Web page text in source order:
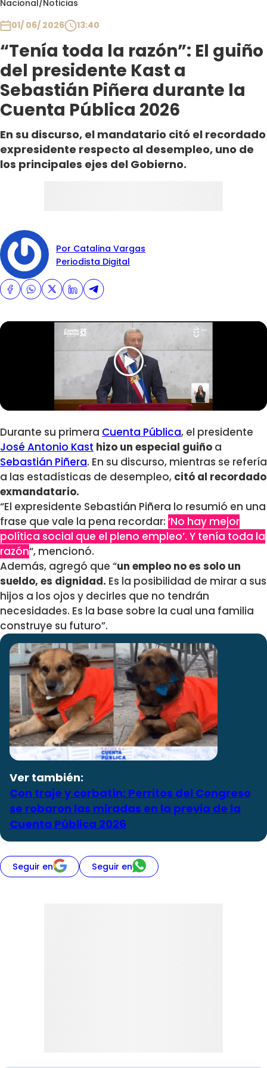
Nacional/Noticias
01/ 06/ 2026
13:40
“Tenía toda la razón”: El guiño
del presidente Kast a
Sebastián Piñera durante la
Cuenta Pública 2026
En su discurso, el mandatario citó el recordado
expresidente respecto al desempleo, uno de
los principales ejes del Gobierno.
Por Catalina Vargas
Periodista Digital
Durante su primera Cuenta Pública, el presidente
José Antonio Kast hizo un especial guiño a
Sebastián Piñera. En su discurso, mientras se refería
a las estadísticas de desempleo, citó al recordado
exmandatario.
“El expresidente Sebastián Piñera lo resumió en una
frase que vale la pena recordar: ‘No hay mejor
política social que el pleno empleo’. Y tenía toda la
razón“, mencionó.
Además, agregó que “un empleo no es solo un
sueldo, es dignidad. Es la posibilidad de mirar a sus
hijos a los ojos y decirles que no tendrán
necesidades. Es la base sobre la cual una familia
construye su futuro”.
Ver también:
Con traje y corbatín: Perritos del Congreso
se robaron las miradas en la previa de la
Cuenta Pública 2026
Seguir en Seguir en
Club De La Comedia
Contigo en Directo
Plan Perfecto
El Tiempo
Sabingo
Todos Los Programas